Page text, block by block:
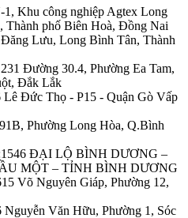
1, Khu công nghiệp Agtex Long
Thành phố Biên Hoà, Đồng Nai
Đăng Lưu, Long Bình Tân, Thành
Đường 30.4, Phường Ea Tam,
Đắk Lắk
Lê Đức Thọ - P15 - Quận Gò Vấp
Phường Long Hòa, Q.Bình
ĐẠI LỘ BÌNH DƯƠNG –
MỘT – TỈNH BÌNH DƯƠNG
Võ Nguyên Giáp, Phường 12,
Nguyễn Văn Hữu, Phường 1, Sóc